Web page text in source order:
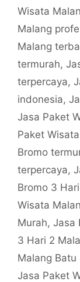
Wisata
Malang
Malang
termurah,
terpercaya,
indonesia,
Jasa Paket
Paket
Bromo
terpercaya,
Bromo 3
Wisata
Murah, Jasa
3 Hari 2
Malang
Jasa Paket